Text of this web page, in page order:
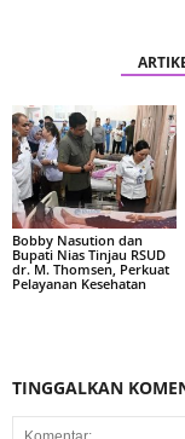
Bobby Nasution dan
Bupati Nias Tinjau RSUD
dr. M. Thomsen, Perkuat
Pelayanan Kesehatan
TINGGALKAN